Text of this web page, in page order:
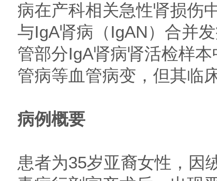
病在产科相关急性肾损伤
与IgA肾病（IgAN）合并
管部分IgA肾病肾活检样
管病等血管病变，但其临
病例概要
患者为35岁亚裔女性，因